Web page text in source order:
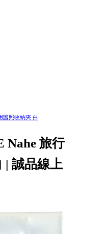
護照收納夾 白
Nahe 旅行
| 誠品線上